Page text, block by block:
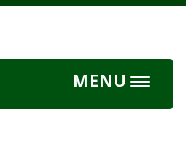
MENU
Toggle